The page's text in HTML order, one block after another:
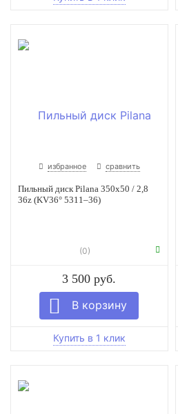
избранное сравнить
Пильный диск Pilana 350х50 / 2,8
36z (KV36° 5311–36)
(0)
3 500 руб.